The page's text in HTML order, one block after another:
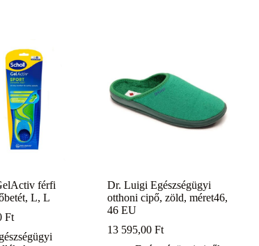
férfi
L, L
Ft
Dr. Luigi Egészségügyi
otthoni cipő, zöld, méret46,
46 EU
13 595,00Ft